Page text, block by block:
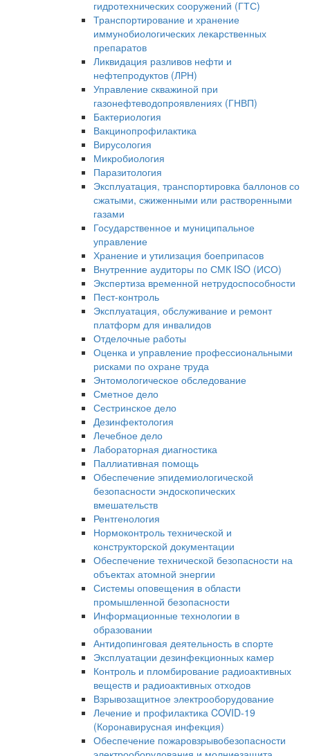
гидротехнических сооружений (ГТС)
Транспортирование и хранение
иммунобиологических лекарственных
препаратов
Ликвидация разливов нефти и
нефтепродуктов (ЛРН)
Управление скважиной при
газонефтеводопроявлениях (ГНВП)
Бактериология
Вакцинопрофилактика
Вирусология
Микробиология
Паразитология
Эксплуатация, транспортировка баллонов со
сжатыми, сжиженными или растворенными
газами
Государственное и муниципальное
управление
Хранение и утилизация боеприпасов
Внутренние аудиторы по СМК ISO (ИСО)
Экспертиза временной нетрудоспособности
Пест-контроль
Эксплуатация, обслуживание и ремонт
платформ для инвалидов
Отделочные работы
Оценка и управление профессиональными
рисками по охране труда
Энтомологическое обследование
Сметное дело
Сестринское дело
Дезинфектология
Лечебное дело
Лабораторная диагностика
Паллиативная помощь
Обеспечение эпидемиологической
безопасности эндоскопических
вмешательств
Рентгенология
Нормоконтроль технической и
конструкторской документации
Обеспечение технической безопасности на
объектах атомной энергии
Системы оповещения в области
промышленной безопасности
Информационные технологии в
образовании
Антидопинговая деятельность в спорте
Эксплуатации дезинфекционных камер
Контроль и пломбирование радиоактивных
веществ и радиоактивных отходов
Взрывозащитное электрооборудование
Лечение и профилактика COVID-19
(Коронавирусная инфекция)
Обеспечение пожаровзрывобезопасности